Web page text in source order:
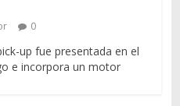
0
up fue presentada en el
e incorpora un motor